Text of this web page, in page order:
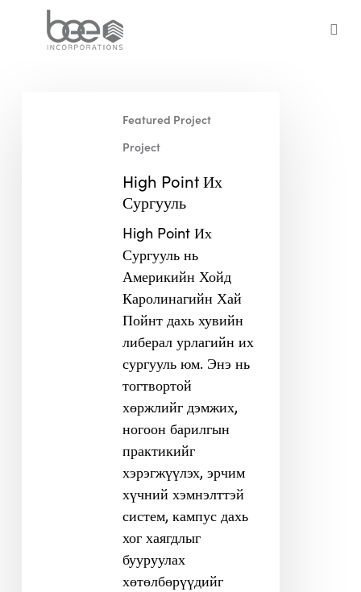
Featured Project
Project
High Point Их
Сургууль
High Point Их
Сургууль нь
Америкийн Хойд
Каролинагийн Хай
Пойнт дахь хувийн
либерал урлагийн их
сургууль юм. Энэ нь
тогтвортой
хөржлийг дэмжих,
ногоон барилгын
практикийг
хэрэгжүүлэх, эрчим
хүчний хэмнэлттэй
систем, кампус дахь
хог хаягдлыг
бууруулах
хөтөлбөрүүдийг